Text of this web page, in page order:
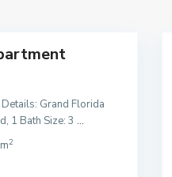
Grand Florida
1 Bath Size: 3 ...
2